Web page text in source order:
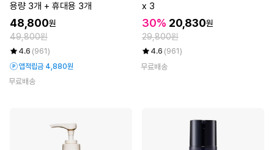
용량 3개 + 휴대용 3개
48,800원
49,800원
4.6 (961)
앱적립금 4,880원
무료배송
x 3
30% 20,830원
29,800원
4.6 (961)
무료배송